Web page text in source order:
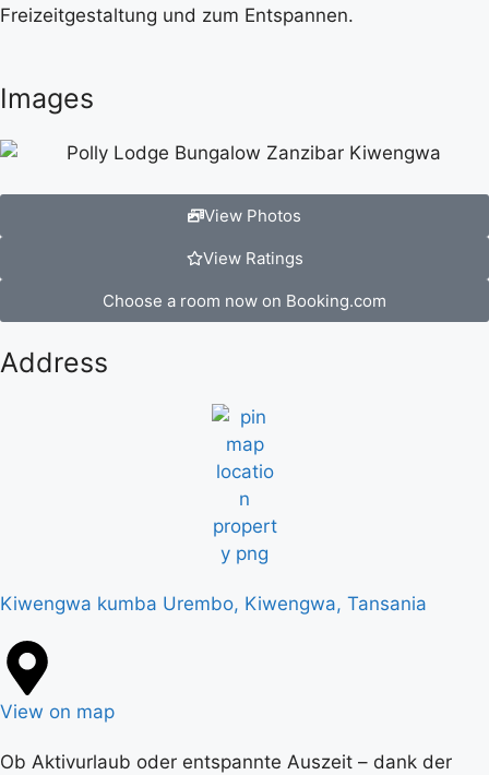
Freizeitgestaltung und zum Entspannen.
Images
View Photos
View Ratings
Choose a room now on Booking.com
Address
Kiwengwa kumba Urembo, Kiwengwa, Tansania
View on map
Ob Aktivurlaub oder entspannte Auszeit – dank der